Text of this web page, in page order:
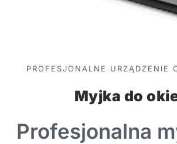
PROFESJONALNE URZĄDZENIE
Myjka do
Profesjonalna